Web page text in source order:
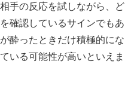
手の反応を試しながら、ど
確認しているサインでもあ
酔ったときだけ積極的にな
いる可能性が高いといえま